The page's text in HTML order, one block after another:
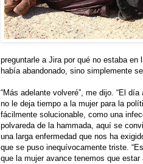
preguntarle a Jira por qué no estaba
había abandonado, sino simplemente
“Más adelante volveré”, me dijo. “El
no le deja tiempo a la mujer para la
fácilmente solucionable, como una
polvareda de la hammada, aquí se
una larga enfermedad que nos ha
que se puso inequívocamente triste.
que la mujer avance tenemos que